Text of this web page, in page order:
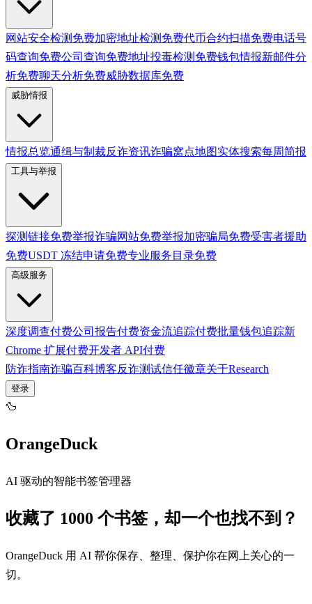
网站安全检测 免费加密地址检测 免费代币合约扫描免费电话号
码查询免费公司查询免费地址投毒检测 免费钱包情报新邮件分
析免费聊天分析免费威胁数据库免费
威胁情报
情报总览通缉与制裁反诈资讯诈骗窝点地图实体搜索每周简报
工具与举报
探测链接免费举报诈骗网站免费举报加密骗局免费受害者援助
免费USDT 冻结申请免费专业服务目录免费
高级服务
深度调查付费公司报告付费资金流追踪付费批量钱包追踪新
Chrome 扩展付费开发者 API付费
防诈指南诈骗百科博客反诈测试信任徽章关于Research
登录
🦆
OrangeDuck
AI 驱动的智能书签管理器
收藏了 1000 个书签， 却一个也找不到？
OrangeDuck 用 AI 帮你保存、整理、保护你在网上关心的一
切。